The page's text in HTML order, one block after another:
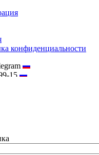
конфиденциальности
15